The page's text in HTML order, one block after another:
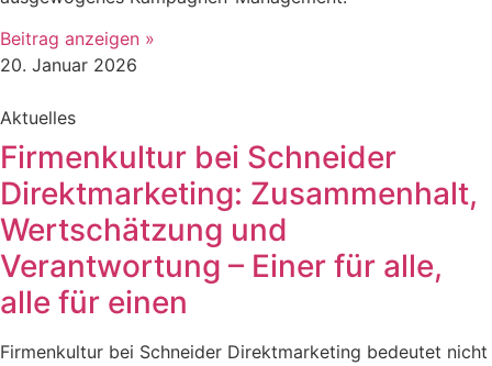
Beitrag anzeigen »
20. Januar 2026
Aktuelles
Firmenkultur bei Schneider
Direktmarketing: Zusammenhalt,
Wertschätzung und
Verantwortung – Einer für alle,
alle für einen
Firmenkultur bei Schneider Direktmarketing bedeutet nicht